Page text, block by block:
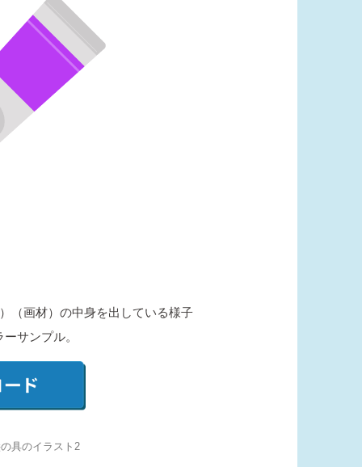
（画材）の中身を出している様子
サンプル。
具のイラスト2